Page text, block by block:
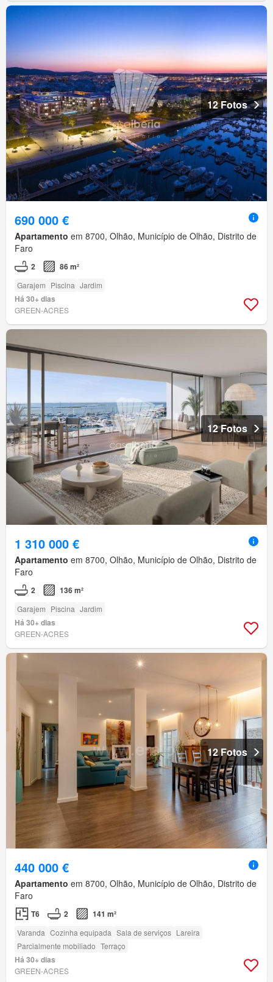
12 Fotos
690 000 €
Apartamento em 8700, Olhão, Município de Olhão, Distrito de
Faro
2 86 m²
Garajem Piscina Jardim
Há 30+ dias
GREEN-ACRES
12 Fotos
1 310 000 €
Apartamento em 8700, Olhão, Município de Olhão, Distrito de
Faro
2 136 m²
Garajem Piscina Jardim
Há 30+ dias
GREEN-ACRES
12 Fotos
440 000 €
Apartamento em 8700, Olhão, Município de Olhão, Distrito de
Faro
T6 2 141 m²
Varanda Cozinha equipada Sala de serviços Lareira
Parcialmente mobiliado Terraço
Há 30+ dias
GREEN-ACRES